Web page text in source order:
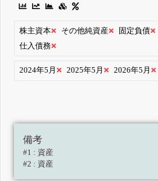
株主資本 その他純資産 固定負債
仕入債務
2024年5月 2025年5月 2026年5月
備考
#1 : 資産
#2 : 資産